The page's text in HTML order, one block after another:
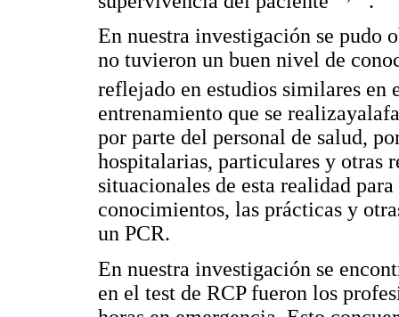
En nuestra investigación se pudo
no tuvieron un buen nivel de
reflejado en estudios similares en
entrenamiento que se
por parte del personal de salud,
hospitalarias, particulares y otras
situacionales de esta realidad
conocimientos, las prácticas y
un PCR.
En nuestra investigación se
en el test de RCP fueron los